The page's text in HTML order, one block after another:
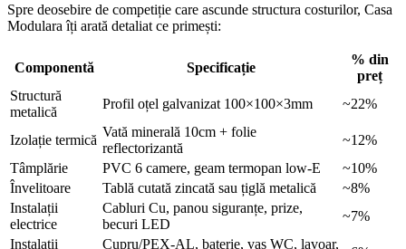
Spre deosebire de competiție care ascunde structura costurilor, Casa
Modulara îți arată detaliat ce primești:
Componentă Specificație
% din
preț
Structură
metalică
Profil oțel galvanizat 100×100×3mm ~22%
Izolație termică
Vată minerală 10cm + folie
reflectorizantă
~12%
Tâmplărie
PVC 6 camere, geam termopan low-E
~10%
Învelitoare
Tablă cutată zincată sau țiglă metalică
~8%
Instalații
electrice
Cabluri Cu, panou siguranțe, prize,
becuri LED
~7%
Instalații
Cupru/PEX-AL, baterie, vas WC, lavoar,